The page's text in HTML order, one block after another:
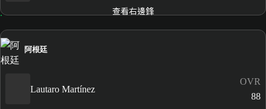
查看右邊鋒
阿根廷
Lautaro Martínez
OVR
88